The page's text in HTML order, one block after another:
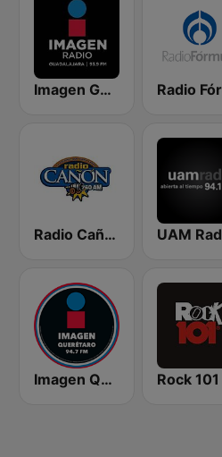
Imagen Guadalajara 93.9 FM
Radio Cañón CDMX
Imagen Querétaro 94.7 FM Rock 101